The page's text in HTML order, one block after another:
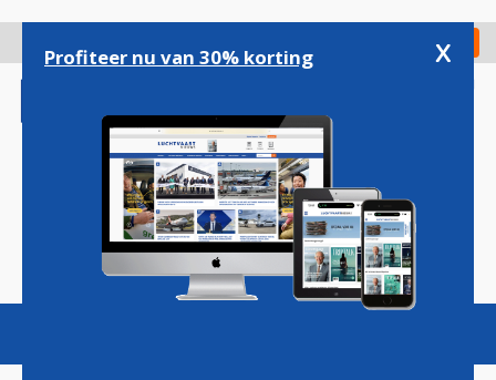
gaan
Check in
Magazine Podcasts Vacatures
Profiteer nu van 30% korting x